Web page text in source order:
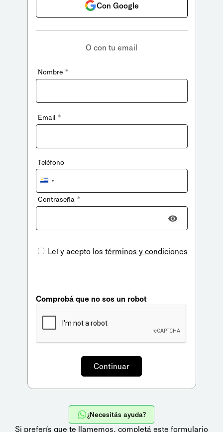
Con Google
O con tu email
Nombre *
Email *
Teléfono
Uruguay
+598
Contraseña *
Leí y acepto los términos y condiciones
Comprobá que no sos un robot
¿Necesitás ayuda?
Si preferís que te llamemos, completá este formulario